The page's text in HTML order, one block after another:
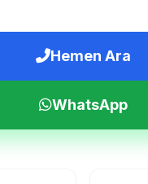
Hemen Ara
WhatsApp